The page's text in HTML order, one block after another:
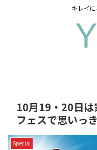
キレイ
10月19・20日は
フェスで思いっ
Special